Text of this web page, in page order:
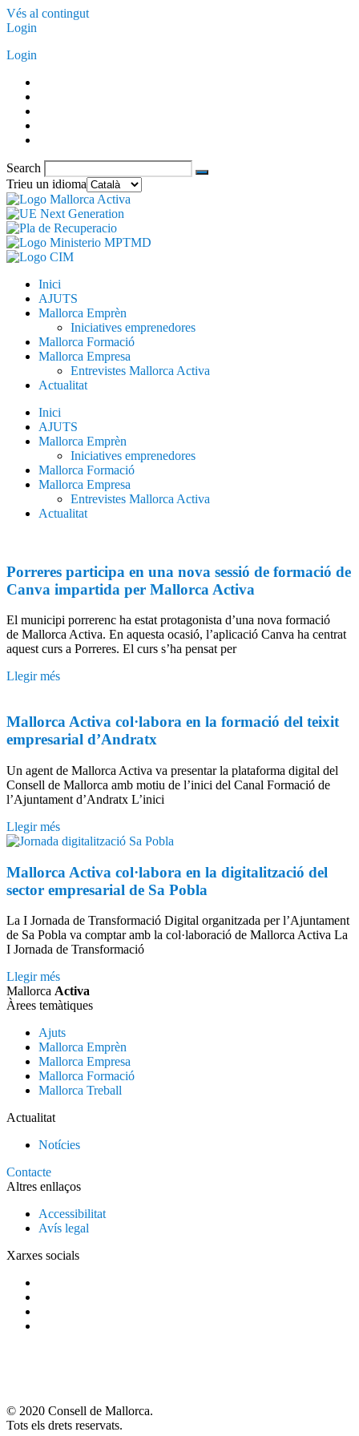
Vés al contingut
Login
Login
Search
Trieu un idioma
Inici
AJUTS
Mallorca Emprèn
Iniciatives emprenedores
Mallorca Formació
Mallorca Empresa
Entrevistes Mallorca Activa
Actualitat
Inici
AJUTS
Mallorca Emprèn
Iniciatives emprenedores
Mallorca Formació
Mallorca Empresa
Entrevistes Mallorca Activa
Actualitat
Porreres participa en una nova sessió de formació de
Canva impartida per Mallorca Activa
El municipi porrerenc ha estat protagonista d’una nova formació
de Mallorca Activa. En aquesta ocasió, l’aplicació Canva ha centrat
aquest curs a Porreres. El curs s’ha pensat per
Llegir més
Mallorca Activa col·labora en la formació del teixit
empresarial d’Andratx
Un agent de Mallorca Activa va presentar la plataforma digital del
Consell de Mallorca amb motiu de l’inici del Canal Formació de
l’Ajuntament d’Andratx L’inici
Llegir més
Mallorca Activa col·labora en la digitalització del
sector empresarial de Sa Pobla
La I Jornada de Transformació Digital organitzada per l’Ajuntament
de Sa Pobla va comptar amb la col·laboració de Mallorca Activa La
I Jornada de Transformació
Llegir més
Mallorca Activa
Àrees temàtiques
Ajuts
Mallorca Emprèn
Mallorca Empresa
Mallorca Formació
Mallorca Treball
Actualitat
Notícies
Contacte
Altres enllaços
Accessibilitat
Avís legal
Xarxes socials
© 2020 Consell de Mallorca.
Tots els drets reservats.